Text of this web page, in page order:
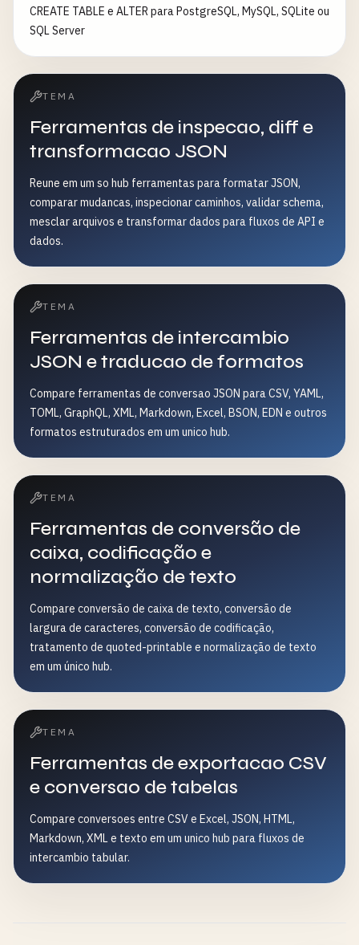
CREATE TABLE e ALTER para PostgreSQL, MySQL, SQLite ou
SQL Server
TEMA
Ferramentas de inspecao, diff e
transformacao JSON
Reune em um so hub ferramentas para formatar JSON,
comparar mudancas, inspecionar caminhos, validar schema,
mesclar arquivos e transformar dados para fluxos de API e
dados.
TEMA
Ferramentas de intercambio
JSON e traducao de formatos
Compare ferramentas de conversao JSON para CSV, YAML,
TOML, GraphQL, XML, Markdown, Excel, BSON, EDN e outros
formatos estruturados em um unico hub.
TEMA
Ferramentas de conversão de
caixa, codificação e
normalização de texto
Compare conversão de caixa de texto, conversão de
largura de caracteres, conversão de codificação,
tratamento de quoted-printable e normalização de texto
em um único hub.
TEMA
Ferramentas de exportacao CSV
e conversao de tabelas
Compare conversoes entre CSV e Excel, JSON, HTML,
Markdown, XML e texto em um unico hub para fluxos de
intercambio tabular.